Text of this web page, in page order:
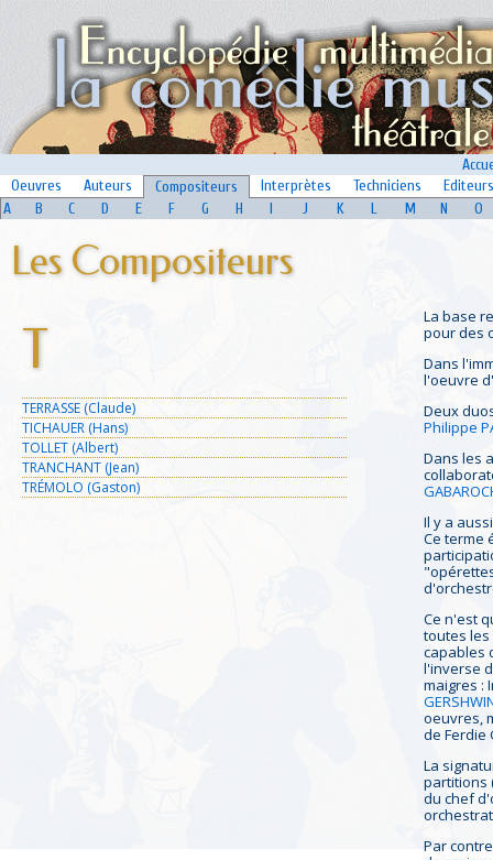
Oeuvres
Auteurs Compositeurs Interprètes Techniciens
Editeurs
A
B C D E F G H I J K L M N O
Les Compositeurs
T
TERRASSE (Claude)
TICHAUER (Hans)
TOLLET (Albert)
TRANCHANT (Jean)
TRÉMOLO (Gaston)
La base
pour des
Dans
l'oeuvre
Deux
Philippe
Dans les
Il y a
Ce terme
Ce n'est
toutes
capables
l'inverse
maigres :
oeuvres,
de Ferdie
La
partitions
du chef
Par